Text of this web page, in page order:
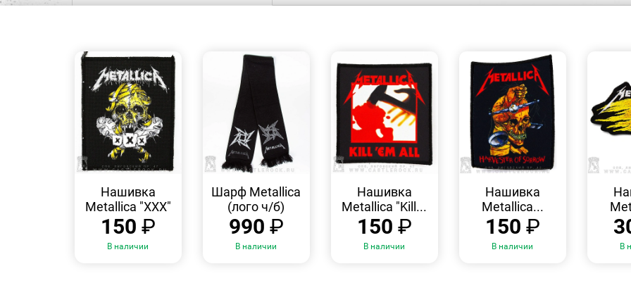
Нашивка
Metallica "XXX"
150 ₽
В наличии
ПРОСМОТР
Шарф Metallica
(лого ч/б)
990 ₽
В наличии
Нашивка
Metallica "Kill...
150 ₽
В наличии
Нашивка
Metallica...
150 ₽
В наличии В